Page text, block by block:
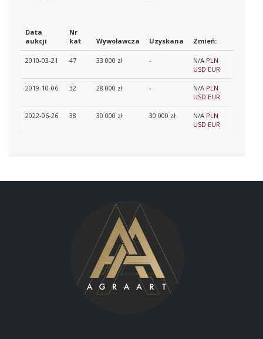
Data
aukcji
Nr
kat
Wywoławcza Uzyskana Zmień:
2010-03-21 47 33 000 zł - N/A PLN
USD EUR
2019-10-06 32 28 000 zł - N/A PLN
USD EUR
2022-06-26 38 30 000 zł 30 000 zł N/A PLN
USD EUR